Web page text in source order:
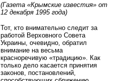
(Газета «Крымские известия» от
12 декабря 1995 года)
Тот, кто внимательно следит за
работой Верховного Совета
Украины, очевидно, обратил
внимание на весьма
красноречивую «традицию». Как
только дело касается принятия
законов, постановлений,